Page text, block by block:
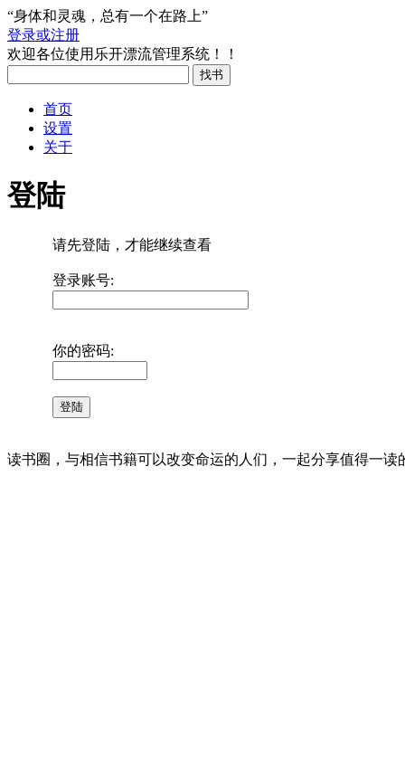
“身体和灵魂，总有一个在路上”
登录或注册
欢迎各位使用乐开漂流管理系统！！
首页
设置
关于
登陆
请先登陆，才能继续查看
登录账号:
你的密码:
读书圈，与相信书籍可以改变命运的人们，一起分享值得一读